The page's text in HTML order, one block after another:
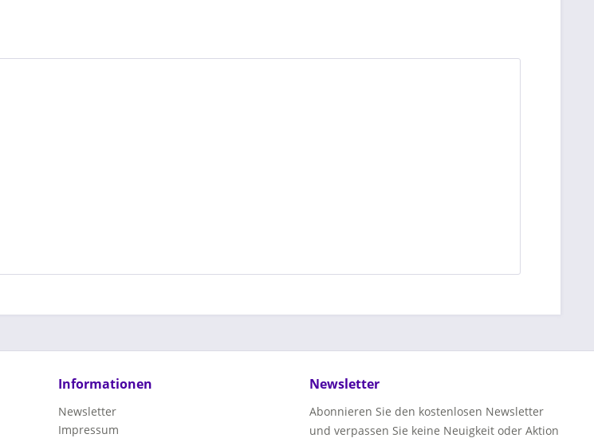
Informationen
Newsletter
Impressum
Newsletter
Abonnieren Sie den kostenlosen Newsletter
und verpassen Sie keine Neuigkeit oder Aktion